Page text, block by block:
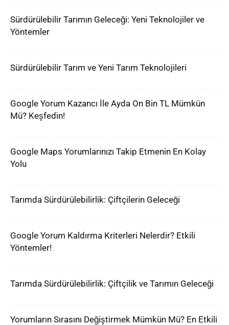
Sürdürülebilir Tarımın Geleceği: Yeni Teknolojiler ve
Yöntemler
Sürdürülebilir Tarım ve Yeni Tarım Teknolojileri
Google Yorum Kazancı İle Ayda On Bin TL Mümkün
Mü? Keşfedin!
Google Maps Yorumlarınızı Takip Etmenin En Kolay
Yolu
Tarımda Sürdürülebilirlik: Çiftçilerin Geleceği
Google Yorum Kaldırma Kriterleri Nelerdir? Etkili
Yöntemler!
Tarımda Sürdürülebilirlik: Çiftçilik ve Tarımın Geleceği
Yorumların Sırasını Değiştirmek Mümkün Mü? En Etkili